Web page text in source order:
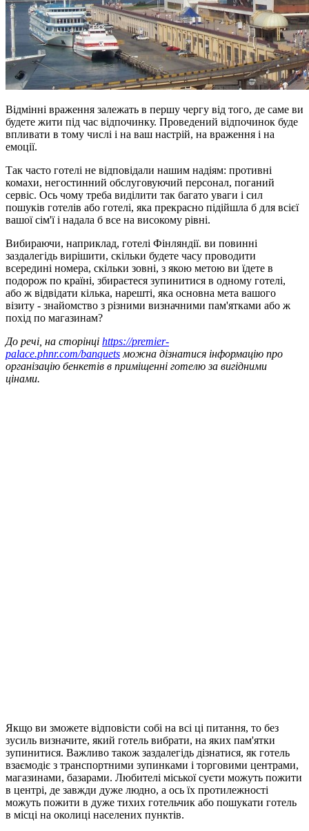
Відмінні враження залежать в першу чергу від того, де саме ви
будете жити під час відпочинку. Проведений відпочинок буде
впливати в тому числі і на ваш настрій, на враження і на
емоції.
Так часто готелі не відповідали нашим надіям: противні
комахи, негостинний обслуговуючий персонал, поганий
сервіс. Ось чому треба виділити так багато уваги і сил
пошуків готелів або готелі, яка прекрасно підійшла б для всієї
вашої сім'ї і надала б все на високому рівні.
Вибираючи, наприклад, готелі Фінляндії. ви повинні
заздалегідь вирішити, скільки будете часу проводити
всередині номера, скільки зовні, з якою метою ви їдете в
подорож по країні, збираєтеся зупинитися в одному готелі,
або ж відвідати кілька, нарешті, яка основна мета вашого
візиту - знайомство з різними визначними пам'ятками або ж
похід по магазинам?
До речі, на сторінці https://premier-
palace.phnr.com/banquets можна дізнатися інформацію про
організацію бенкетів в приміщенні готелю за вигідними
цінами.
Якщо ви зможете відповісти собі на всі ці питання, то без
зусиль визначите, який готель вибрати, на яких пам'ятки
зупинитися. Важливо також заздалегідь дізнатися, як готель
взаємодіє з транспортними зупинками і торговими центрами,
магазинами, базарами. Любителі міської суєти можуть пожити
в центрі, де завжди дуже людно, а ось їх протилежності
можуть пожити в дуже тихих готельчик або пошукати готель
в місці на околиці населених пунктів.